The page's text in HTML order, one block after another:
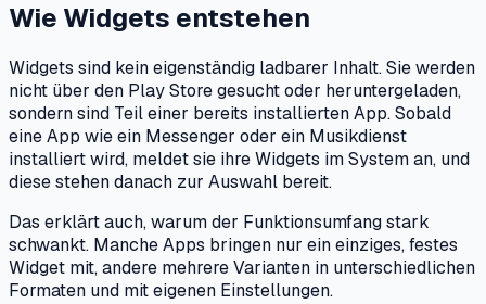
Wie Widgets entstehen
Widgets sind kein eigenständig ladbarer Inhalt. Sie werden
nicht über den Play Store gesucht oder heruntergeladen,
sondern sind Teil einer bereits installierten App. Sobald
eine App wie ein Messenger oder ein Musikdienst
installiert wird, meldet sie ihre Widgets im System an, und
diese stehen danach zur Auswahl bereit.
Das erklärt auch, warum der Funktionsumfang stark
schwankt. Manche Apps bringen nur ein einziges, festes
Widget mit, andere mehrere Varianten in unterschiedlichen
Formaten und mit eigenen Einstellungen.